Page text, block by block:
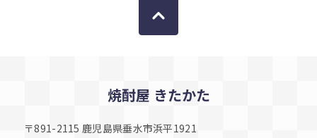
焼酎屋 きたかた
〒891-2115 鹿児島県垂水市浜平1921